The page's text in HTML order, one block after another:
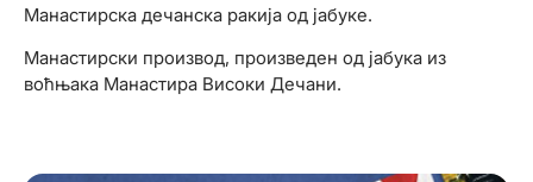
Манастирска дечанска ракија од јабуке.
Манастирски производ, произведен од јабука из
воћњака Манастира Високи Дечани.